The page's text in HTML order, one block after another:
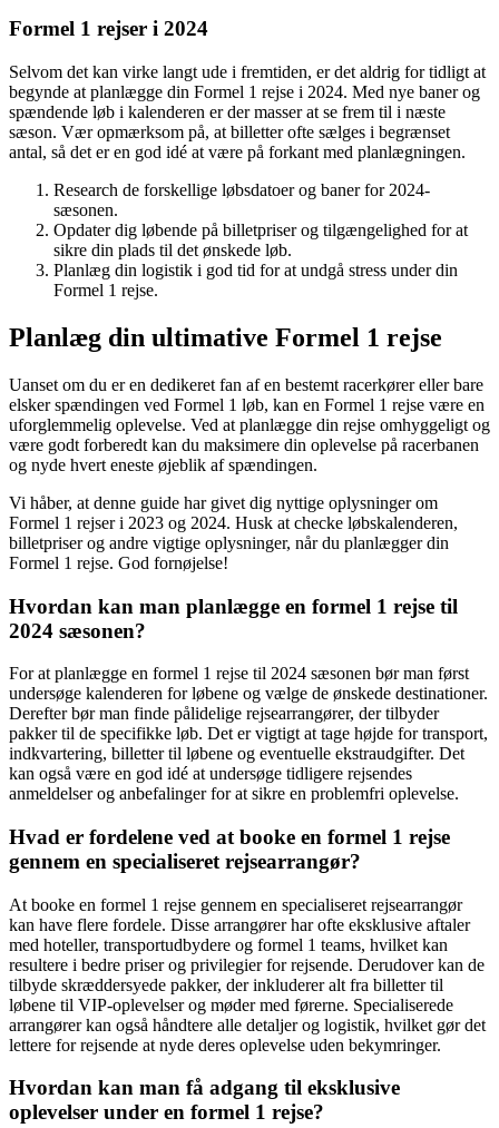
Formel 1 rejser i 2024
Selvom det kan virke langt ude i fremtiden, er det aldrig for tidligt at
begynde at planlægge din Formel 1 rejse i 2024. Med nye baner og
spændende løb i kalenderen er der masser at se frem til i næste
sæson. Vær opmærksom på, at billetter ofte sælges i begrænset
antal, så det er en god idé at være på forkant med planlægningen.
Research de forskellige løbsdatoer og baner for 2024-
sæsonen.
Opdater dig løbende på billetpriser og tilgængelighed for at
sikre din plads til det ønskede løb.
Planlæg din logistik i god tid for at undgå stress under din
Formel 1 rejse.
Planlæg din ultimative Formel 1 rejse
Uanset om du er en dedikeret fan af en bestemt racerkører eller bare
elsker spændingen ved Formel 1 løb, kan en Formel 1 rejse være en
uforglemmelig oplevelse. Ved at planlægge din rejse omhyggeligt og
være godt forberedt kan du maksimere din oplevelse på racerbanen
og nyde hvert eneste øjeblik af spændingen.
Vi håber, at denne guide har givet dig nyttige oplysninger om
Formel 1 rejser i 2023 og 2024. Husk at checke løbskalenderen,
billetpriser og andre vigtige oplysninger, når du planlægger din
Formel 1 rejse. God fornøjelse!
Hvordan kan man planlægge en formel 1 rejse til
2024 sæsonen?
For at planlægge en formel 1 rejse til 2024 sæsonen bør man først
undersøge kalenderen for løbene og vælge de ønskede destinationer.
Derefter bør man finde pålidelige rejsearrangører, der tilbyder
pakker til de specifikke løb. Det er vigtigt at tage højde for transport,
indkvartering, billetter til løbene og eventuelle ekstraudgifter. Det
kan også være en god idé at undersøge tidligere rejsendes
anmeldelser og anbefalinger for at sikre en problemfri oplevelse.
Hvad er fordelene ved at booke en formel 1 rejse
gennem en specialiseret rejsearrangør?
At booke en formel 1 rejse gennem en specialiseret rejsearrangør
kan have flere fordele. Disse arrangører har ofte eksklusive aftaler
med hoteller, transportudbydere og formel 1 teams, hvilket kan
resultere i bedre priser og privilegier for rejsende. Derudover kan de
tilbyde skræddersyede pakker, der inkluderer alt fra billetter til
løbene til VIP-oplevelser og møder med førerne. Specialiserede
arrangører kan også håndtere alle detaljer og logistik, hvilket gør det
lettere for rejsende at nyde deres oplevelse uden bekymringer.
Hvordan kan man få adgang til eksklusive
oplevelser under en formel 1 rejse?